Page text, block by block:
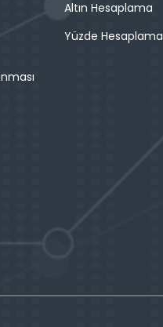
Altın Hesaplama
Yüzde Hesaplama